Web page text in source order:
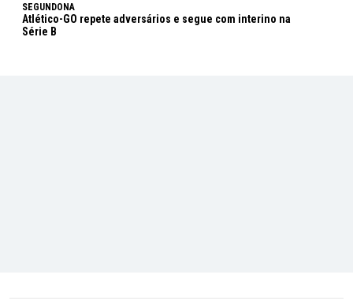
SEGUNDONA
Atlético-GO repete adversários e segue com interino na
Série B